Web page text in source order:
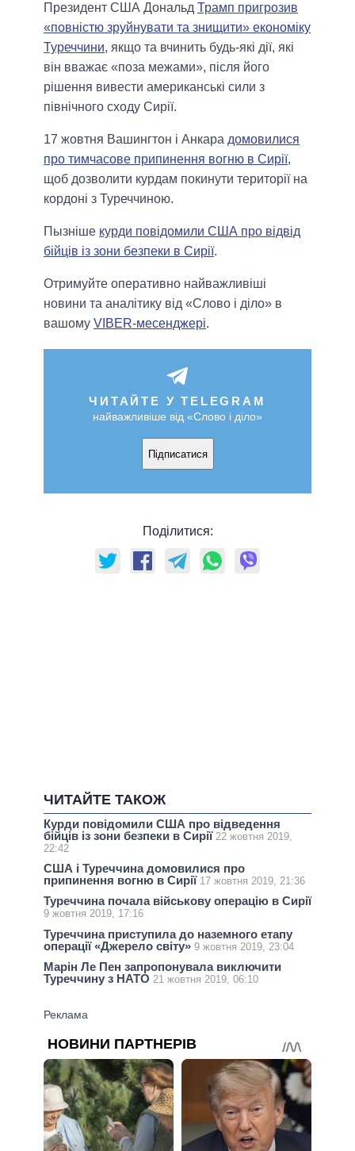
Президент США Дональд Трамп пригрозив
«повністю зруйнувати та знищити» економіку
Туреччини, якщо та вчинить будь-які дії, які
він вважає «поза межами», після його
рішення вивести американські сили з
північного сходу Сирії.
17 жовтня Вашингтон і Анкара домовилися
про тимчасове припинення вогню в Сирії,
щоб дозволити курдам покинути території на
кордоні з Туреччиною.
Пызніше курди повідомили США про відвід
бійців із зони безпеки в Сирії.
Отримуйте оперативно найважливіші
новини та аналітику від «Слово і діло» в
вашому VIBER-месенджері.
ЧИТАЙТЕ У TELEGRAM
найважливіше від «Слово і діло»
Підписатися
Поділитися:
ЧИТАЙТЕ ТАКОЖ
Курди повідомили США про відведення
бійців із зони безпеки в Сирії 22 жовтня 2019,
22:42
США і Туреччина домовилися про
припинення вогню в Сирії 17 жовтня 2019, 21:36
Туреччина почала військову операцію в Сирії
9 жовтня 2019, 17:16
Туреччина приступила до наземного етапу
операції «Джерело світу» 9 жовтня 2019, 23:04
Марін Ле Пен запропонувала виключити
Туреччину з НАТО 21 жовтня 2019, 06:10